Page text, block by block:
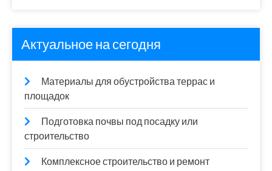
Актуальное на сегодня
Материалы для обустройства террас и
площадок
Подготовка почвы под посадку или
строительство
Комплексное строительство и ремонт